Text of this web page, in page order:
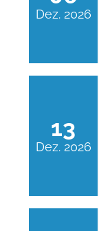
Dez. 2026
13
Dez. 2026